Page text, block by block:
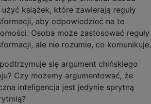
użyć książek, które zawierają reguły
aby odpowiedzieć na te
Osoba może zastosować reguły
ale nie rozumie, co komunikuje.
się argument chińskiego
Czy możemy argumentować, że
inteligencja jest jedynie sprytną